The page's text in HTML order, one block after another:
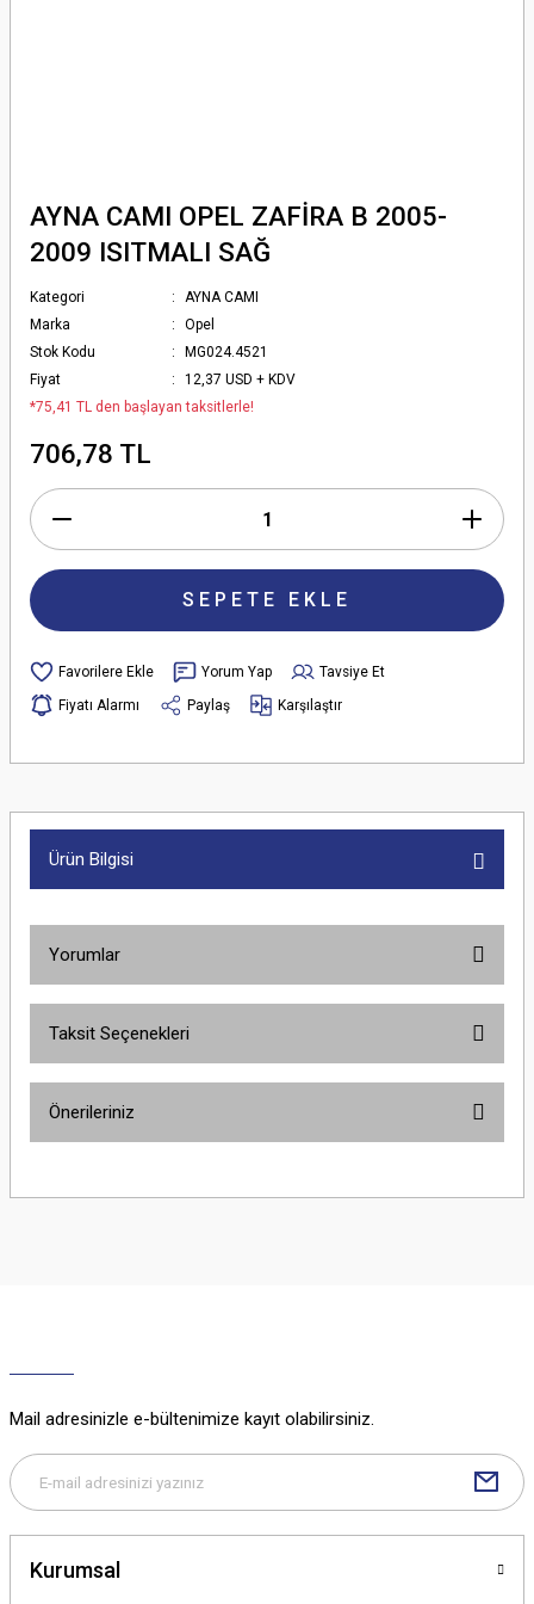
AYNA CAMI OPEL ZAFİRA B 2005-
2009 ISITMALI SAĞ
Kategori
AYNA CAMI
Marka
Opel
Stok Kodu
MG024.4521
Fiyat
12,37 USD + KDV
*75,41 TL den başlayan taksitlerle!
706,78 TL
SEPETE EKLE
Yorum Yap
Tavsiye Et
Fiyatı Alarmı
Paylaş Karşılaştır
Ürün Bilgisi
Yorumlar
Taksit Seçenekleri
Önerileriniz
yetersiz gördüğünüz noktaları öneri formunu kullanarak tarafımıza
Bu ürüne benzer farklı alternatifler olmalı.
Mail adresinizle e-bültenimize kayıt olabilirsiniz.
Kurumsal